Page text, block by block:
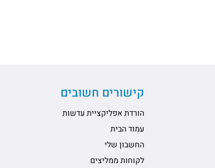
קישורים חשובים
הורדת אפליקציית עדשות
עמוד הבית
החשבון שלי
לקוחות ממליצים